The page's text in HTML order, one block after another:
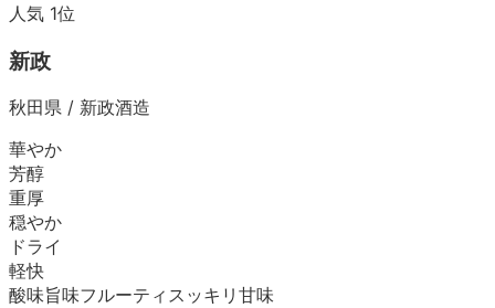
人気 1位
新政
秋田県 / 新政酒造
華やか
芳醇
重厚
穏やか
ドライ
軽快
酸味旨味フルーティ スッキリ 甘味